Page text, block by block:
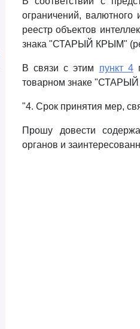
ограничений,
реестр объектов
знака "СТАРЫЙ КРЫМ"
В связи с этим пункт 4
товарном знаке
"4. Срок принятия мер,
Прошу довести
органов и